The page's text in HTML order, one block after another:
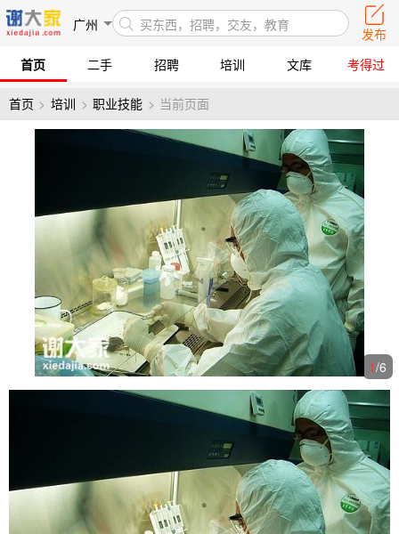
广州 买东西，招聘，交友，教育
发布
首页
二手 招聘 培训 文库 考得过
首页 > 培训 > 职业技能 > 当前页面
1/6